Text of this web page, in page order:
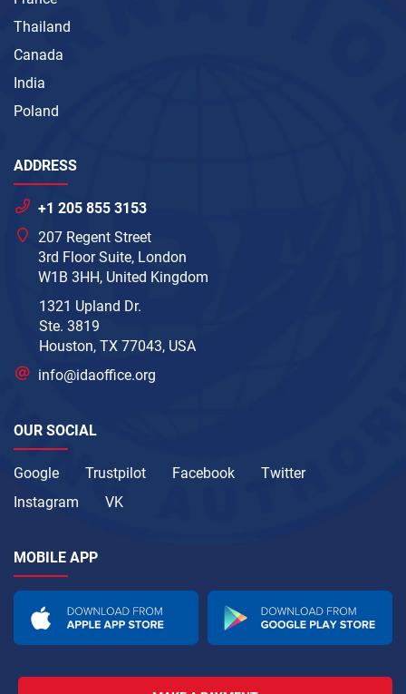
Thailand
Canada
India
Poland
ADDRESS
+1 205 855 3153
207 Regent Street
3rd Floor Suite, London
W1B 3HH, United Kingdom
1321 Upland Dr.
Ste. 3819
Houston, TX 77043, USA
info@idaoffice.org
OUR SOCIAL
Google Trustpilot Facebook
Twitter
Instagram
VK
MOBILE APP